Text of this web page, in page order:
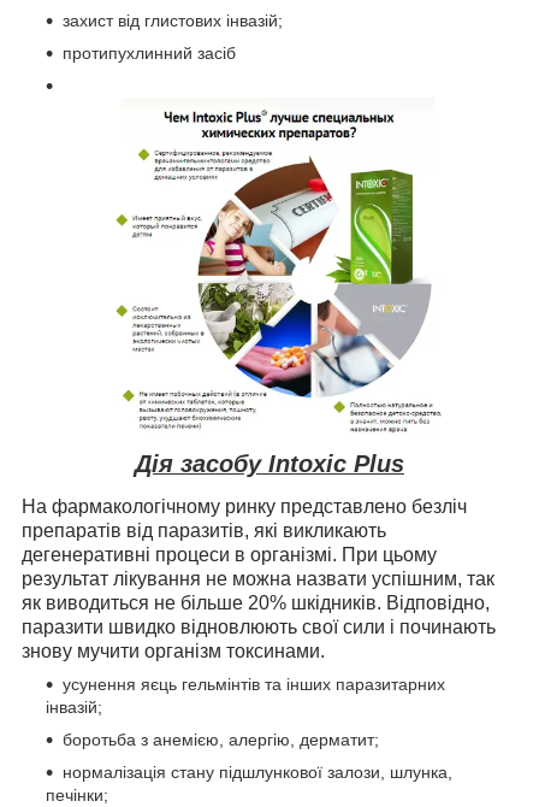
захист від глистових інвазій;
протипухлинний засіб
Дія засобу Intoxic Plus
На фармакологічному ринку представлено безліч
препаратів від паразитів, які викликають
дегенеративні процеси в організмі. При цьому
результат лікування не можна назвати успішним, так
як виводиться не більше 20% шкідників. Відповідно,
паразити швидко відновлюють свої сили і починають
знову мучити організм токсинами.
усунення яєць гельмінтів та інших паразитарних
інвазій;
боротьба з анемією, алергію, дерматит;
нормалізація стану підшлункової залози, шлунка,
печінки;